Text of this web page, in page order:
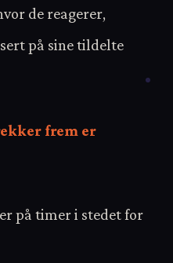
de reagerer,
på sine tildelte
frem er
på timer i stedet for